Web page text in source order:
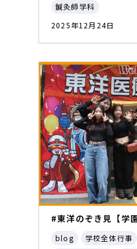
鍼灸師学科
2025年12月24日
#東洋のぞき見【学園
blog 学校全体行事